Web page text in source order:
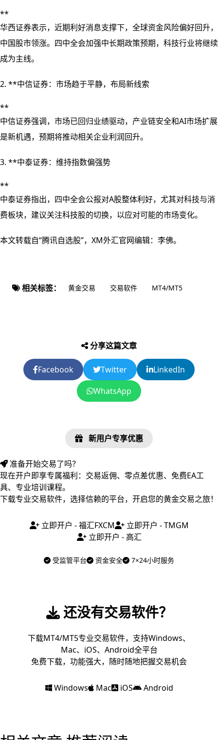
**
华西证券表示，近期利好消息支撑下，全球资金风险偏好回升，
中国股市领涨。四中全会加强中长期政策预期，科技行业将继续
成为主线。
2. **中信证券：市场趋于平静，布局新线索
**
中信证券强调，市场已回归业绩驱动，产业链安全和AI市场扩展
是新机遇，预期将推动相关企业利润回升。
3. **中泰证券：维持指数偏强势
**
中泰证券指出，四中全会公报对A股整体利好，尤其对科技与消
费板块，建议关注科技股的切换，以应对可能的市场变化。
本文转载自“腾讯自选股”，XM外汇官网编辑：李佛。
相关标签： 黄金交易 交易软件 MT4/MT5
分享这篇文章
Facebook Twitter
LinkedIn
WhatsApp
新用户专享优惠
准备开始交易了吗？
现在开户即享专属福利：交易返佣、零点差优惠、免费EA工
具、专业培训课程。
下载专业交易软件，选择信赖的平台，开启您的黄金交易之旅！
立即开户 - 福汇FXCM
立即开户 - TMGM
立即开户 - 高汇
受监管平台 资金安全 7×24小时服务
还没有交易软件？
下载MT4/MT5专业交易软件，支持Windows、
Mac、iOS、Android全平台
免费下载，功能强大，随时随地把握交易机会
Windows Mac iOS Android